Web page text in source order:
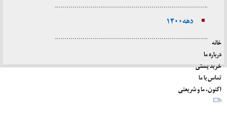
دهه ۱۴۰۰
خانه
درباره ما
خرید پستی
تماس با ما
اکنون، ما و شریعتی